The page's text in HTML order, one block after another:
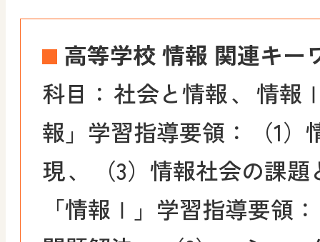
高等学校 情報 関連キー
科目： 社会と情報、 情報
報」学習指導要領：
（1
現、
（3）情報社会の課
「情報Ⅰ」学習指導要領：